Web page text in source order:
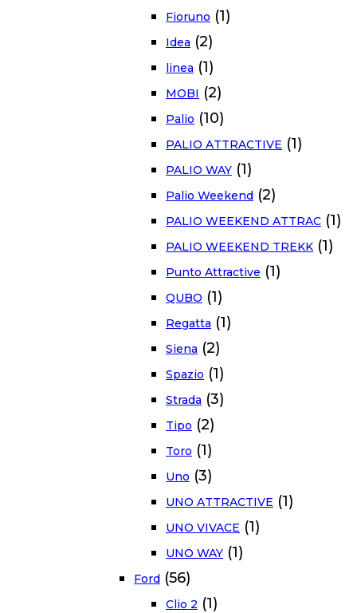
Fioruno (1)
Idea (2)
linea (1)
MOBI (2)
Palio (10)
PALIO ATTRACTIVE (1)
PALIO WAY (1)
Palio Weekend (2)
PALIO WEEKEND ATTRAC (1)
PALIO WEEKEND TREKK (1)
Punto Attractive (1)
QUBO (1)
Regatta (1)
Siena (2)
Spazio (1)
Strada (3)
Tipo (2)
Toro (1)
Uno (3)
UNO ATTRACTIVE (1)
UNO VIVACE (1)
UNO WAY (1)
Ford (56)
Clio 2 (1)